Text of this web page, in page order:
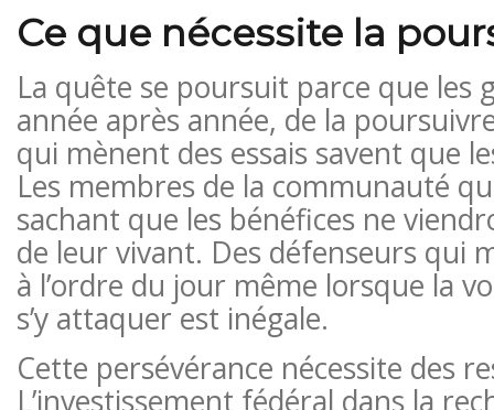
Ce que nécessite la
La quête se poursuit parce que les
année après année, de la
qui mènent des essais savent que
Les membres de la communauté
sachant que les bénéfices ne
de leur vivant. Des défenseurs qui
à l’ordre du jour même lorsque la
s’y attaquer est inégale.
Cette persévérance nécessite des
L’investissement fédéral dans la